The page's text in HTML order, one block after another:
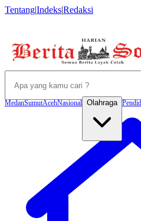
Tentang|Indeks|Redaksi
MedanSumutAcehNasional Olahraga